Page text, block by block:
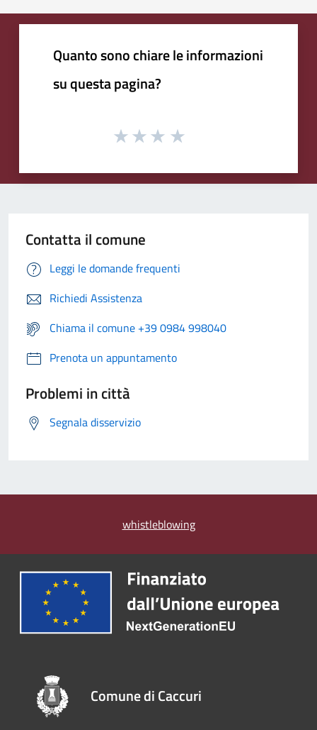
Quanto sono chiare le informazioni
su questa pagina?
Contatta il comune
Leggi le domande frequenti
Richiedi Assistenza
Chiama il comune +39 0984 998040
Prenota un appuntamento
Problemi in città
Segnala disservizio
whistleblowing
Comune di Caccuri